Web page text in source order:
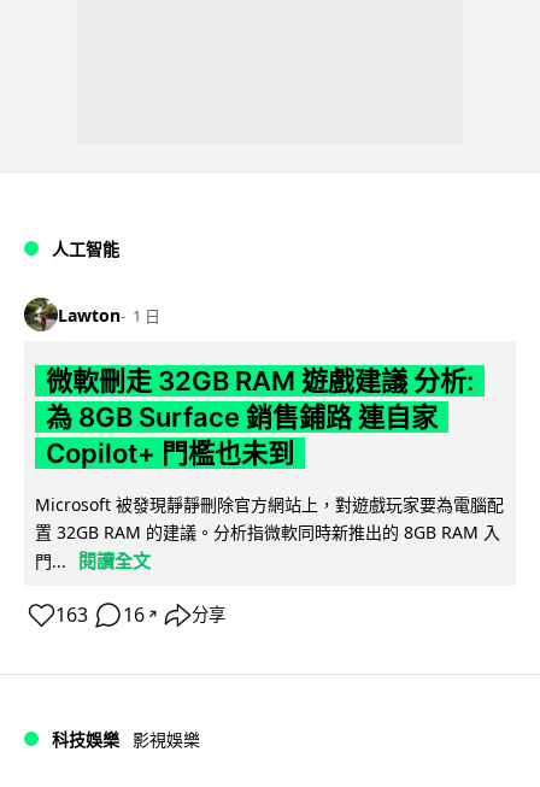
人工智能
Lawton 1 日
微軟刪走 32GB RAM 遊戲建議 分析:
為 8GB Surface 銷售鋪路 連自家
Copilot+ 門檻也未到
Microsoft 被發現靜靜刪除官方網站上，對遊戲玩家要為電腦配
置 32GB RAM 的建議。分析指微軟同時新推出的 8GB RAM 入
門...
閱讀全文
163 16 ↗ 分享
科技娛樂 影視娛樂